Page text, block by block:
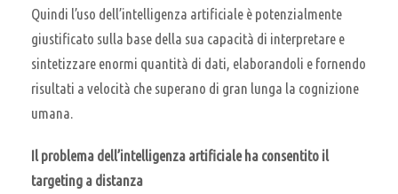
Quindi l’uso dell’intelligenza artificiale è potenzialmente
giustificato sulla base della sua capacità di interpretare e
sintetizzare enormi quantità di dati, elaborandoli e fornendo
risultati a velocità che superano di gran lunga la cognizione
umana.
Il problema dell’intelligenza artificiale ha consentito il
targeting a distanza